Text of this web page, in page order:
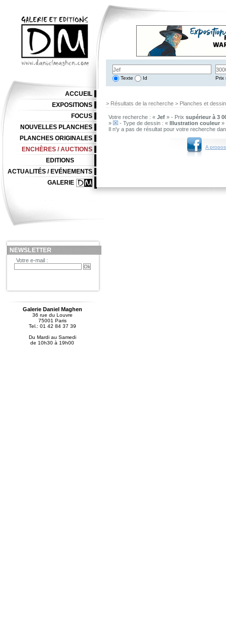
Texte Id Prix
> Résultats de la recherche > Planches et
Votre recherche : « Jef » - Prix supérieur à 3
»
- Type de dessin : « Illustration couleur »
Il n'y a pas de résultat pour votre recherche
A
ACCUEIL
EXPOSITIONS
FOCUS
NOUVELLES PLANCHES
PLANCHES ORIGINALES
ENCHÈRES / AUCTIONS
EDITIONS
ACTUALITÉS / EVÉNEMENTS
GALERIE
NEWSLETTER
Votre e-mail :
Galerie Daniel Maghen
36 rue du Louvre
75001 Paris
Tel.: 01 42 84 37 39
Du Mardi au Samedi
de 10h30 à 19h00